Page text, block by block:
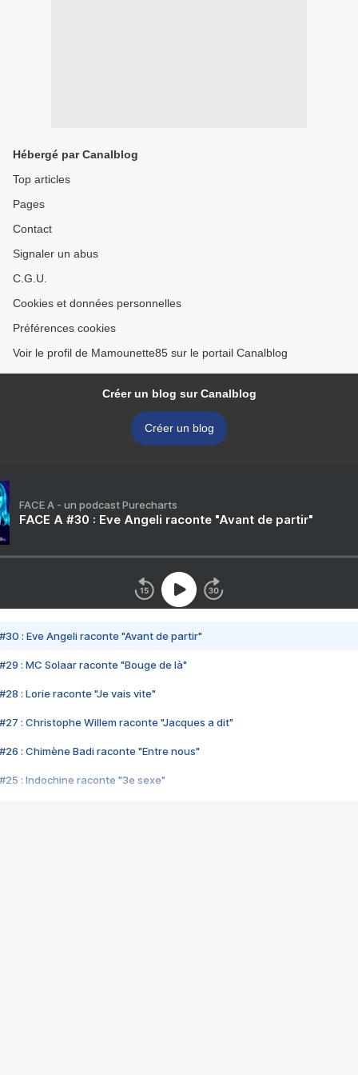
Hébergé par Canalblog
Top articles
Pages
Contact
Signaler un abus
C.G.U.
Cookies et données personnelles
Préférences cookies
Voir le profil de Mamounette85 sur le portail Canalblog
Créer un blog sur Canalblog
Créer un blog
FACE A - un podcast Purecharts
FACE A #30 : Eve Angeli raconte "Avant de partir"
#30 : Eve Angeli raconte "Avant de partir"
#29 : MC Solaar raconte "Bouge de là"
#28 : Lorie raconte "Je vais vite"
#27 : Christophe Willem raconte "Jacques a dit"
#26 : Chimène Badi raconte "Entre nous"
#25 : Indochine raconte "3e sexe"